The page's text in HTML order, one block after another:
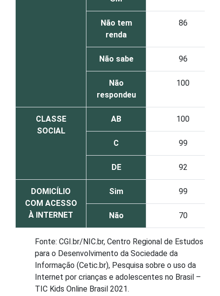
Não tem
renda
86
Não sabe 96
Não
respondeu
100
CLASSE
SOCIAL
AB 100
C 99
DE 92
DOMICÍLIO
COM ACESSO
À INTERNET
Sim 99
Não 70
Fonte: CGI.br/NIC.br, Centro Regional de Estudos
para o Desenvolvimento da Sociedade da
Informação (Cetic.br), Pesquisa sobre o uso da
Internet por crianças e adolescentes no Brasil –
TIC Kids Online Brasil 2021.